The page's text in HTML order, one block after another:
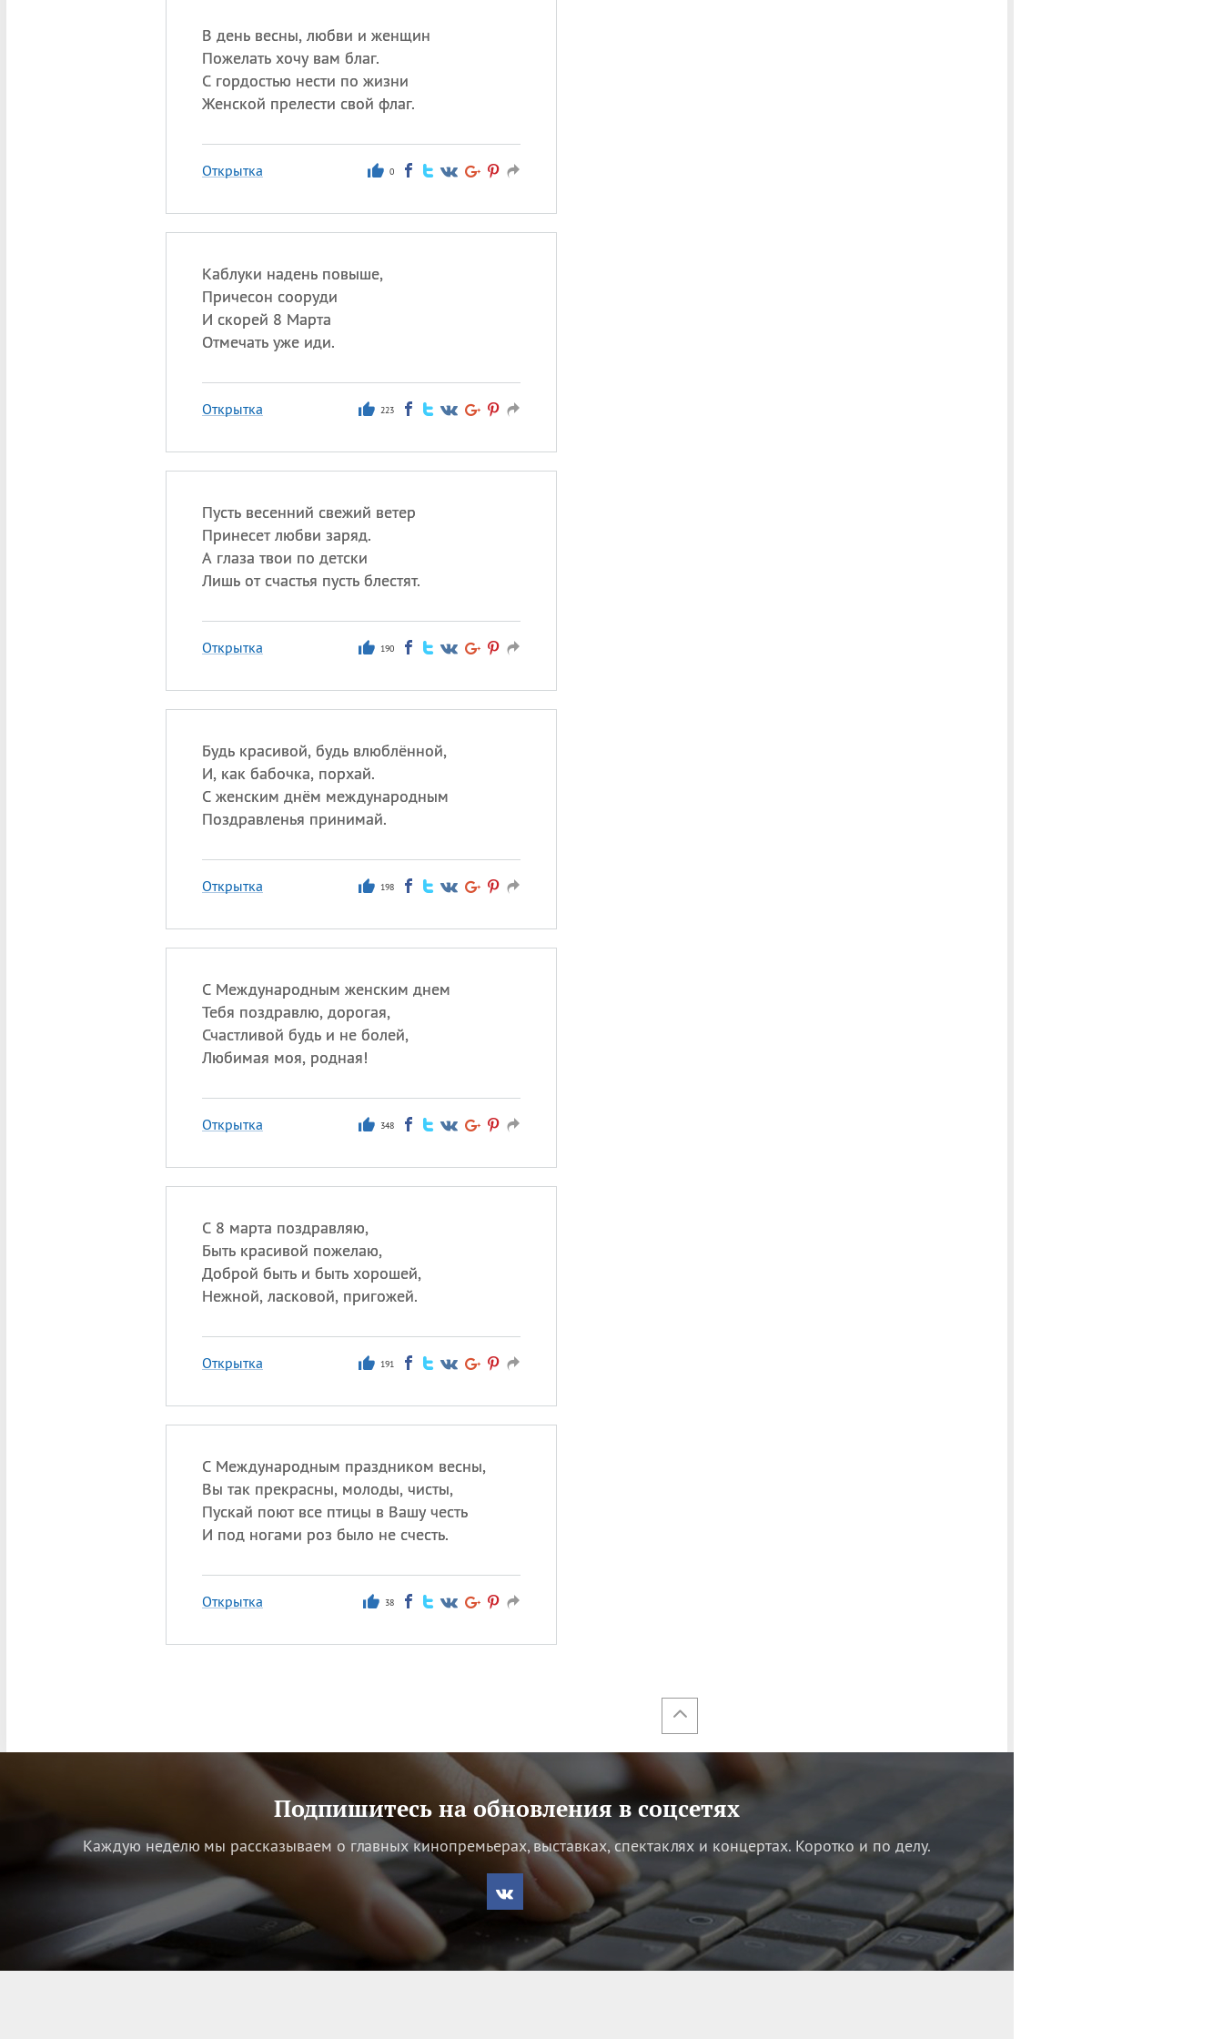
В день весны, любви и женщин
Пожелать хочу вам благ.
С гордостью нести по жизни
Женской прелести свой флаг.
Открытка 0
Каблуки надень повыше,
Причесон сооруди
И скорей 8 Марта
Отмечать уже иди.
Открытка 223
Пусть весенний свежий ветер
Принесет любви заряд.
А глаза твои по детски
Лишь от счастья пусть блестят.
Открытка 190
Будь красивой, будь влюблённой,
И, как бабочка, порхай.
С женским днём международным
Поздравленья принимай.
Открытка 198
С Международным женским днем
Тебя поздравлю, дорогая,
Счастливой будь и не болей,
Любимая моя, родная!
Открытка 348
С 8 марта поздравляю,
Быть красивой пожелаю,
Доброй быть и быть хорошей,
Нежной, ласковой, пригожей.
Открытка 191
С Международным праздником весны,
Вы так прекрасны, молоды, чисты,
Пускай поют все птицы в Вашу честь
И под ногами роз было не счесть.
Открытка 38
Подпишитесь на обновления в соцсетях
Каждую неделю мы рассказываем о главных кинопремьерах, выставках, спектаклях и концертах. Коротко и по делу.